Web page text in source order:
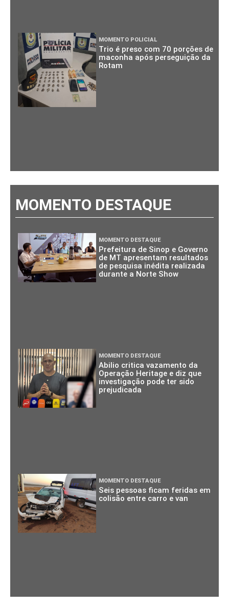
MOMENTO POLICIAL
Trio é preso com 70 porções de
maconha após perseguição da
Rotam
MOMENTO DESTAQUE
MOMENTO DESTAQUE
Prefeitura de Sinop e Governo
de MT apresentam resultados
de pesquisa inédita realizada
durante a Norte Show
MOMENTO DESTAQUE
Abilio critica vazamento da
Operação Heritage e diz que
investigação pode ter sido
prejudicada
MOMENTO DESTAQUE
Seis pessoas ficam feridas em
colisão entre carro e van